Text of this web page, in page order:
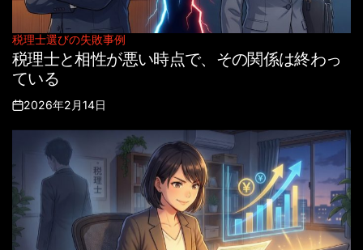
Posted
in
税理士選びの失敗事例
税理士と相性が悪い時点で、その関係は終わっ
ている
Posted
on
2026年2月14日